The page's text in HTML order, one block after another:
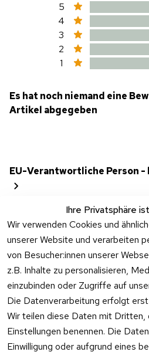
5
4
3
2
1
Es hat noch niemand eine
Artikel abgegeben
EU-Verantwortliche Person
Ihre Privatsphäre
Wir verwenden Cookies und
unserer Website und verarbeiten
von Besucher:innen unserer
z.B. Inhalte zu personalisieren,
einzubinden oder Zugriffe auf
Die Datenverarbeitung erfolgt
Wir teilen diese Daten mit Dritten,
Einstellungen benennen. Die
Einwilligung oder aufgrund eines
Rechtliches
AGB
Impressum
Kontakt
Kontakt
Registrieren